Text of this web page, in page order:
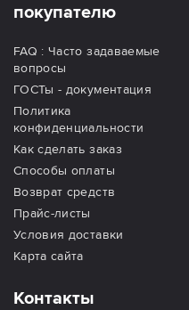
покупателю
FAQ : Часто задаваемые
вопросы
ГОСТы - документация
Политика
конфиденциальности
Как сделать заказ
Способы оплаты
Возврат средств
Прайс-листы
Условия доставки
Карта сайта
Контакты